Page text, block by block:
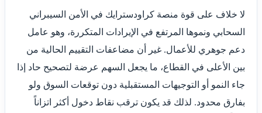
لا خلاف على قوة منصة كراودسترايك في الأمن السيبراني
السحابي ونموها المرتفع في الإيرادات المتكررة، وهو عامل
دعم جوهري للأعمال. غير أن مضاعفات التقييم الحالية من
بين الأعلى في القطاع، ما يجعل السهم عرضة لتصحيح حاد إذا
جاء النمو أو التوجيهات المستقبلية دون توقعات السوق ولو
بفارق محدود. لذلك قد يكون ترقب نقاط دخول أكثر اتزاناً